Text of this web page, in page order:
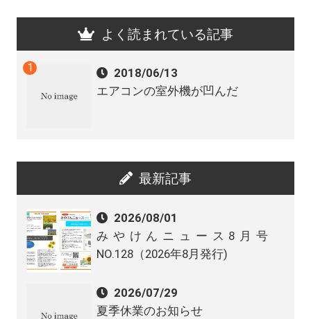
よく読まれている記事
2018/06/13
エアコンの室外機が凹んだ
最新記事
2026/08/01
みやけんニュース8月号
NO.128（2026年8月発行)
2026/07/29
夏季休業のお知らせ